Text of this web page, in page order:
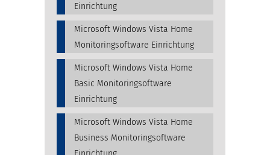
Einrichtung
Microsoft Windows Vista Home
Monitoringsoftware Einrichtung
Microsoft Windows Vista Home
Basic Monitoringsoftware
Einrichtung
Microsoft Windows Vista Home
Business Monitoringsoftware